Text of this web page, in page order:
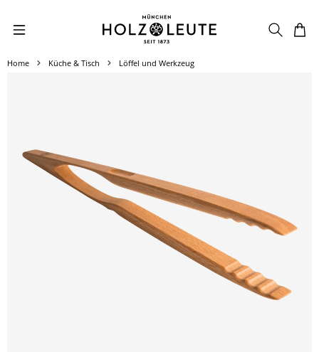
Zum Hauptinhalt springen
Home Küche & Tisch Löffel und Werkzeug